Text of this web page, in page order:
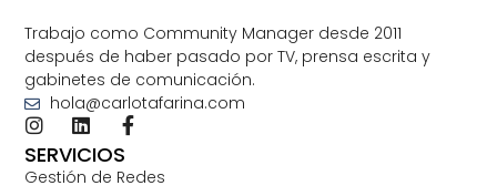
Trabajo como Community Manager desde 2011
después de haber pasado por TV, prensa escrita y
gabinetes de comunicación.
hola@carlotafarina.com
SERVICIOS
Gestión de Redes